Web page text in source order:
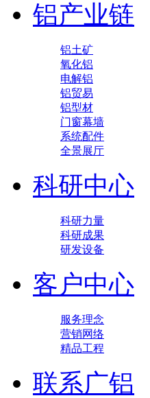
铝产业链
铝土矿
氧化铝
电解铝
铝贸易
铝型材
门窗幕墙
系统配件
全景展厅
科研中心
科研力量
科研成果
研发设备
客户中心
服务理念
营销网络
精品工程
联系广铝